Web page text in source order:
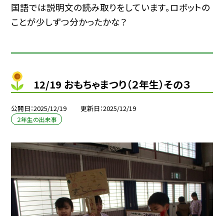
国語では説明文の読み取りをしています。ロボットの
ことが少しずつ分かったかな？
12/19 おもちゃまつり（２年生）その３
公開日 2025/12/19 更新日 2025/12/19
２年生の出来事